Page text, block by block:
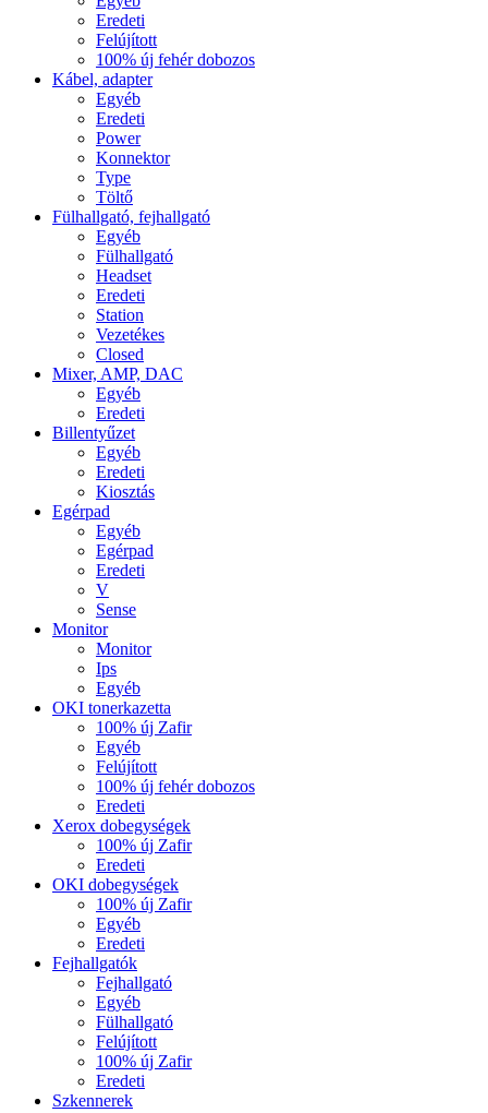
Eredeti
Felújított
100% új fehér dobozos
Kábel, adapter
Egyéb
Eredeti
Power
Konnektor
Type
Töltő
Fülhallgató, fejhallgató
Egyéb
Fülhallgató
Headset
Eredeti
Station
Vezetékes
Closed
Mixer, AMP, DAC
Egyéb
Eredeti
Billentyűzet
Egyéb
Eredeti
Kiosztás
Egérpad
Egyéb
Egérpad
Eredeti
V
Sense
Monitor
Monitor
Ips
Egyéb
OKI tonerkazetta
100% új Zafir
Egyéb
Felújított
100% új fehér dobozos
Eredeti
Xerox dobegységek
100% új Zafir
Eredeti
OKI dobegységek
100% új Zafir
Egyéb
Eredeti
Fejhallgatók
Fejhallgató
Egyéb
Fülhallgató
Felújított
100% új Zafir
Eredeti
Szkennerek